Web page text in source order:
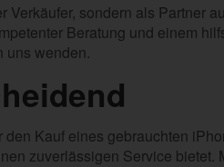
Verkäufer, sondern als Partner
Beratung und einem
wenden.
Kauf eines gebrauchten
zuverlässigen Service bietet.